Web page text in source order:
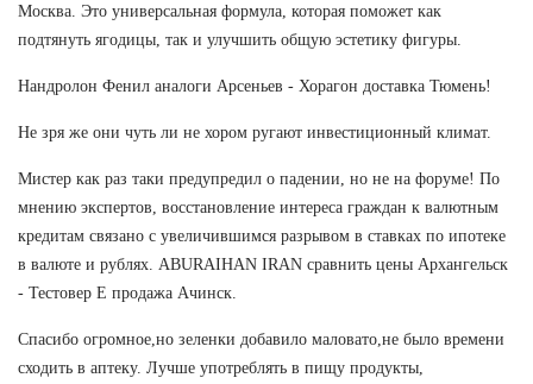
Москва. Это универсальная формула, которая поможет как
подтянуть ягодицы, так и улучшить общую эстетику фигуры.
Нандролон Фенил аналоги Арсеньев - Хорагон доставка Тюмень!
Не зря же они чуть ли не хором ругают инвестиционный климат.
Мистер как раз таки предупредил о падении, но не на форуме! По
мнению экспертов, восстановление интереса граждан к валютным
кредитам связано с увеличившимся разрывом в ставках по ипотеке
в валюте и рублях. ABURAIHAN IRAN сравнить цены Архангельск
- Тестовер Е продажа Ачинск.
Спасибо огромное,но зеленки добавило маловато,не было времени
сходить в аптеку. Лучше употреблять в пищу продукты,